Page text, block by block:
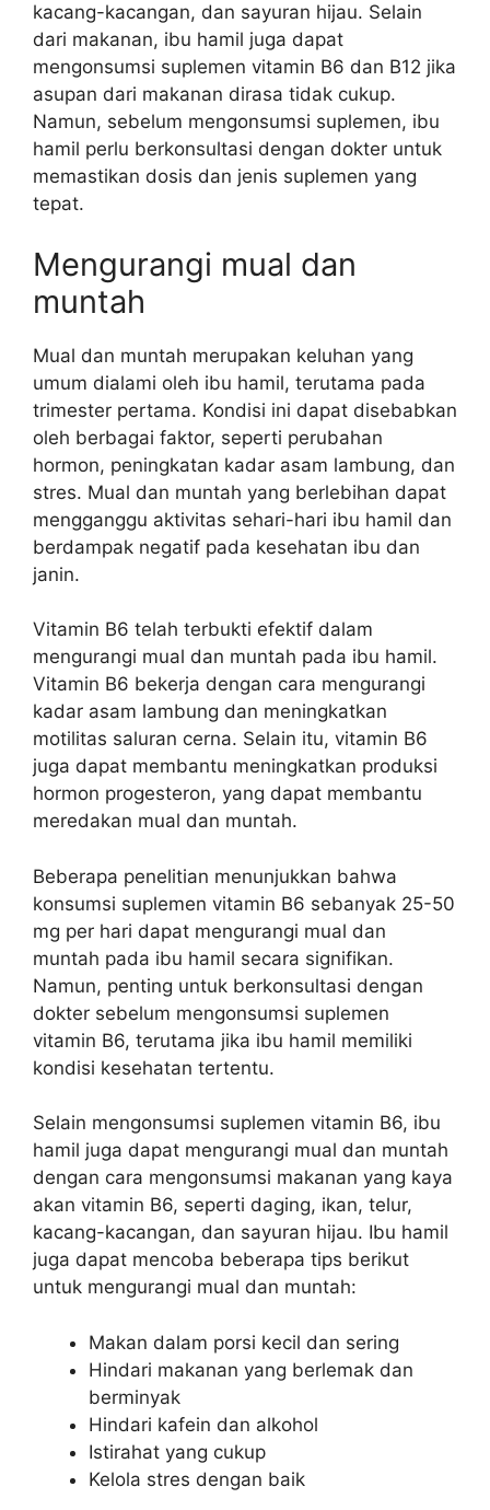
kacang-kacangan, dan sayuran hijau. Selain
dari makanan, ibu hamil juga dapat
mengonsumsi suplemen vitamin B6 dan B12 jika
asupan dari makanan dirasa tidak cukup.
Namun, sebelum mengonsumsi suplemen, ibu
hamil perlu berkonsultasi dengan dokter untuk
memastikan dosis dan jenis suplemen yang
tepat.
Mengurangi mual dan
muntah
Mual dan muntah merupakan keluhan yang
umum dialami oleh ibu hamil, terutama pada
trimester pertama. Kondisi ini dapat disebabkan
oleh berbagai faktor, seperti perubahan
hormon, peningkatan kadar asam lambung, dan
stres. Mual dan muntah yang berlebihan dapat
mengganggu aktivitas sehari-hari ibu hamil dan
berdampak negatif pada kesehatan ibu dan
janin.
Vitamin B6 telah terbukti efektif dalam
mengurangi mual dan muntah pada ibu hamil.
Vitamin B6 bekerja dengan cara mengurangi
kadar asam lambung dan meningkatkan
motilitas saluran cerna. Selain itu, vitamin B6
juga dapat membantu meningkatkan produksi
hormon progesteron, yang dapat membantu
meredakan mual dan muntah.
Beberapa penelitian menunjukkan bahwa
konsumsi suplemen vitamin B6 sebanyak 25-50
mg per hari dapat mengurangi mual dan
muntah pada ibu hamil secara signifikan.
Namun, penting untuk berkonsultasi dengan
dokter sebelum mengonsumsi suplemen
vitamin B6, terutama jika ibu hamil memiliki
kondisi kesehatan tertentu.
Selain mengonsumsi suplemen vitamin B6, ibu
hamil juga dapat mengurangi mual dan muntah
dengan cara mengonsumsi makanan yang kaya
akan vitamin B6, seperti daging, ikan, telur,
kacang-kacangan, dan sayuran hijau. Ibu hamil
juga dapat mencoba beberapa tips berikut
untuk mengurangi mual dan muntah:
Makan dalam porsi kecil dan sering
Hindari makanan yang berlemak dan
berminyak
Hindari kafein dan alkohol
Istirahat yang cukup
Kelola stres dengan baik